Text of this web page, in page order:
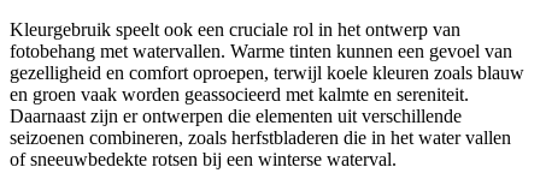
Kleurgebruik speelt ook een cruciale rol in het ontwerp van
fotobehang met watervallen. Warme tinten kunnen een gevoel van
gezelligheid en comfort oproepen, terwijl koele kleuren zoals blauw
en groen vaak worden geassocieerd met kalmte en sereniteit.
Daarnaast zijn er ontwerpen die elementen uit verschillende
seizoenen combineren, zoals herfstbladeren die in het water vallen
of sneeuwbedekte rotsen bij een winterse waterval.